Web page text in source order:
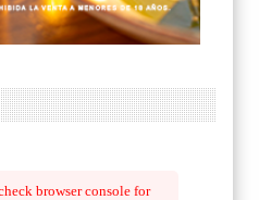
browser console for